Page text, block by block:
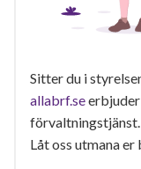
Sitter du i
allabrf.se
förvaltningstjänst.
Låt oss utmana